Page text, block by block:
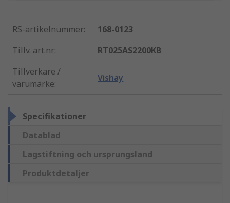
RS-artikelnummer:
168-0123
Tillv. art.nr:
RT025AS2200KB
Tillverkare /
varumärke:
Vishay
Specifikationer
Datablad
Lagstiftning och ursprungsland
Produktdetaljer